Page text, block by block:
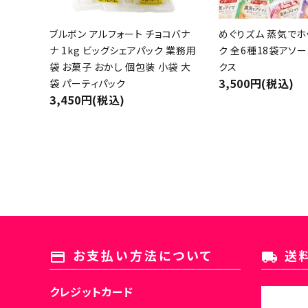
ブルボン アルフォート チョコバナ
ナ 1kg ビッグシェアパック 業務用
袋 お菓子 おかし 個包装 小袋 大
袋 パーティパック
3,450円(税込)
めぐりズム 蒸気でホ
ク 全6種18袋アソー
クス
3,500円(税込)
カテゴリー
payment お支払い方法について
クレジットカード
local_shipping 送